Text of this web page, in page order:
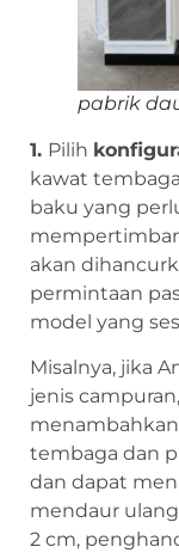
pabrik
1. Pilih
kawat
baku yang
akan
permintaan
model yang
Misalnya, jika
jenis
tembaga dan
dan dapat
mendaur
2 cm,